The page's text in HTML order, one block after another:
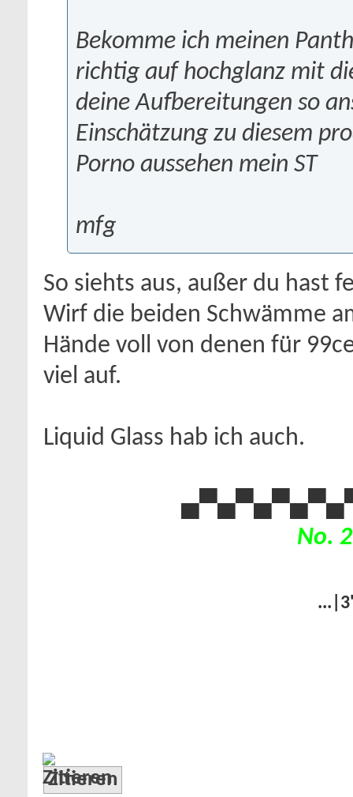
Bekomme ich meinen
richtig auf hochglanz mit
deine Aufbereitungen so
Einschätzung zu diesem
Porno aussehen mein ST
mfg
So siehts aus, außer du hast
Wirf die beiden Schwämme
Hände voll von denen für
viel auf.
Liquid Glass hab ich auch.
▄▀▄▀▄
No.
Zitieren